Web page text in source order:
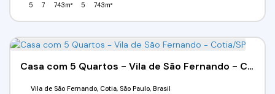
5 7 743m² 5 743m²
Casa com 5 Quartos - Vila de São Fernando - Cotia/SP
Vila de São Fernando, Cotia, São Paulo, Brasil